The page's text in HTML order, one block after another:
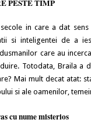
PESTE TIMP
in care a dat
si inteligentei de a
care au
Totodata, Braila a
Mai mult decat atat:
si ale oamenilor,
cu nume misterios